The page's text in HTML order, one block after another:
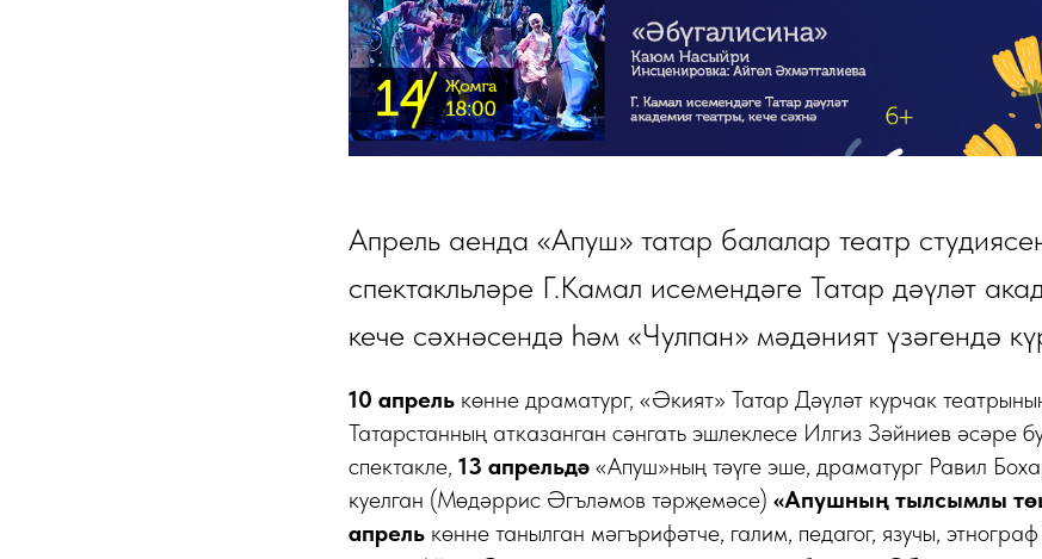
Апрель аенда «Апуш» татар балалар театр
спектакльләре Г.Камал исемендәге Татар дәүләт
кече сәхнәсендә һәм «Чулпан» мәдәният үзәгендә
10 апрель көнне драматург, «Әкият» Татар Дәүләт курчак
Татарстанның атказанган сәнгать эшлеклесе Илгиз Зәйниев әсәре
спектакле, 13 апрельдә «Апуш»ның тәүге эше, драматург Равил
куелган (Мөдәррис Әгъләмов тәрҗемәсе) «Апушның тылсымлы
апрель көнне танылган мәгърифәтче, галим, педагог, язучы,